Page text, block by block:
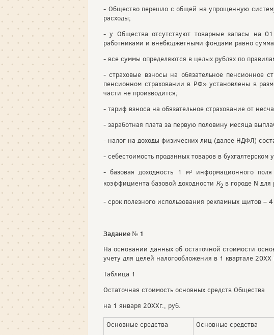
- Общество перешло с общей на упрощенную
расходы;
- у Общества отсутствуют товарные запасы на 01
работниками и внебюджетными фондами равно
- все суммы определяются в целых рублях по
- страховые взносы на обязательное пенсионное
пенсионном страховании в РФ» установлены в
части не производится;
- тариф взноса на обязательное страхование от
- заработная плата за первую половину месяца
- налог на доходы физических лиц (далее НДФЛ)
- себестоимость проданных товаров в
- базовая доходность 1 м² информационного
коэффициента базовой доходности К2 в городе N
- срок полезного использования рекламных щитов – 4
Задание № 1
На основании данных об остаточной стоимости
учету для целей налогообложения в 1 квартале
Таблица 1
Остаточная стоимость основных средств Общества
на 1 января 20ХХг., руб.
Основные средства
Основные средства